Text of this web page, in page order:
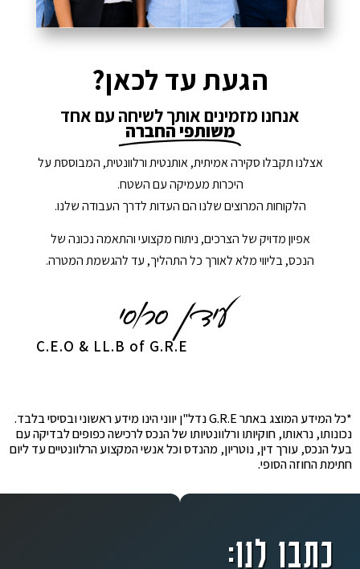
הגעת עד לכאן?
אנחנו מזמינים אותך לשיחה עם אחד
משותפי החברה
אצלנו תקבלו סקירה אמיתית, אותנטית ורלוונטית, המבוססת על
היכרות מעמיקה עם השטח.
הלקוחות המרוצים שלנו הם העדות לדרך העבודה שלנו.
אפיון מדויק של הצרכים, ניתוח מקצועי והתאמה נכונה של
הנכס, בליווי מלא לאורך כל התהליך, עד להגשמת המטרה.
C.E.O & LL.B of G.R.E
*כל המידע המוצג באתר G.R.E נדל"ן יווני הינו מידע ראשוני ובסיסי בלבד.
נכונותו, נראותו, חוקיותו ורלוונטיותו של הנכס לרכישה כפופים לבדיקה עם
בעל הנכס, עורך דין, נוטריון, מהנדס וכל אנשי המקצוע הרלוונטיים עד ליום
חתימת החוזה הסופי.
כתבו לנו: